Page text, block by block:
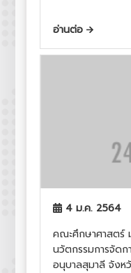
อ่านต่อ
4 ม.ค. 2564
คณะศึกษาศาสตร์
นวัตกรรมการจัดก
อนุบาลสุมาลี จังห